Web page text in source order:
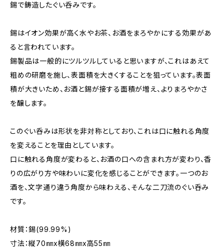
錫で鋳造したぐい呑みです。
錫はイオン効果が高く水やお茶、お酒をまろやかにする効果があ
ると言われています。
錫製品は一般的にツルツルしていると思いますが、これはあえて
粗めの研磨を施し、表面積を大きくすることを狙っています。表面
積が大きいため、お酒と錫が接する面積が増え、よりまろやかさ
を醸します。
このぐい呑みは形状を非対称としており、これは口に触れる角度
を変えることを理由としています。
口に触れる角度が変わると、お酒の口への含まれ方が変わり、香
りの広がり方や味わいに変化を感じることができます。一つのお
酒を、文字通り違う角度から味わえる、そんな二刀流のぐい呑み
です。
材質：錫(99.99%)
寸法：縦70㎜x横68㎜x高55㎜